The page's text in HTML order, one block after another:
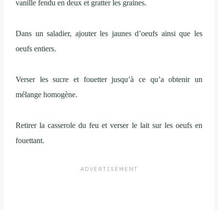
vanille fendu en deux et gratter les graines.
Dans un saladier, ajouter les jaunes d’oeufs ainsi que les
oeufs entiers.
Verser les sucre et fouetter jusqu’à ce qu’a obtenir un
mélange homogène.
Retirer la casserole du feu et verser le lait sur les oeufs en
fouettant.